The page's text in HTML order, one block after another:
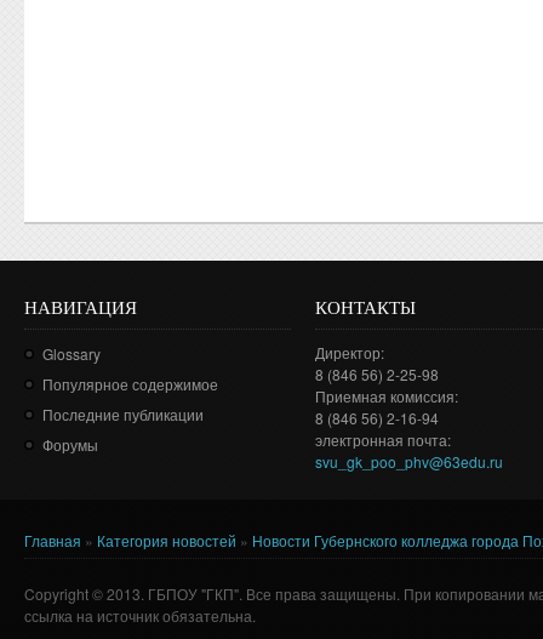
НАВИГАЦИЯ
Glossary
Популярное содержимое
Последние публикации
Форумы
КОНТАКТЫ
Директор:
8 (846 56) 2-25-98
Приемная комиссия:
8 (846 56) 2-16-94
электронная почта:
svu_gk_poo_phv@63edu.ru
Вы здесь
Главная » Категория новостей » Новости Губернского колледжа города
Copyright © 2013. ГБПОУ "ГКП". Все права защищены. При копировании
ссылка на источник обязательна.